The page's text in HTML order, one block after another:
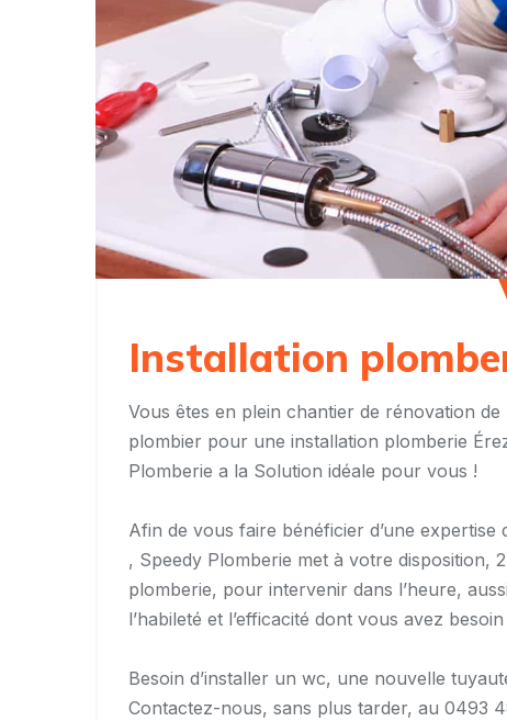
Installation
Vous êtes en plein chantier de rénovation
plombier pour une installation plomberie
Plomberie a la Solution idéale pour vous !
Afin de vous faire bénéficier d’une
, Speedy Plomberie met à votre
plomberie, pour intervenir dans l’heure,
l’habileté et l’efficacité dont vous avez
Besoin d’installer un wc, une nouvelle
Contactez-nous, sans plus tarder, au 0493